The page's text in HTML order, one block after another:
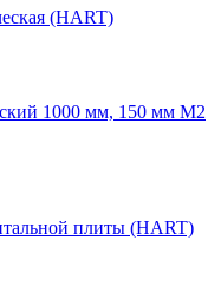
(HART)
1000 мм, 150 мм М2
плиты (HART)